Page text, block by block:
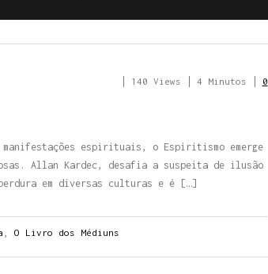
140 Views 4 Minutos 0
espirituais, o Espiritismo emerge
Allan Kardec, desafia a suspeita de ilusão
em diversas culturas e é […]
O Livro dos Médiuns